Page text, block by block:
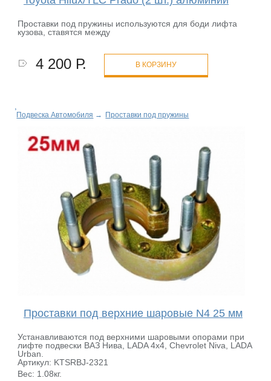
Проставки под пружины используются для боди лифта
кузова, ставятся между
4 200 Р. В КОРЗИНУ
Подвеска Автомобиля → Проставки под пружины
Проставки под верхние шаровые N4 25 мм
Устанавливаются под верхними шаровыми опорами при
лифте подвески ВАЗ Нива, LADA 4x4, Chevrolet Niva, LADA
Urban.
Артикул: KTSRBJ-2321
Вес: 1.08кг.